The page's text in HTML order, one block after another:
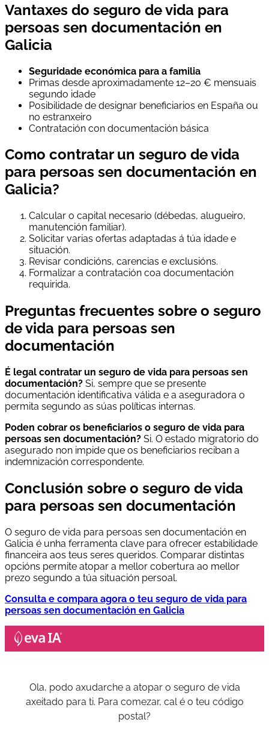
Vantaxes do seguro de vida para
persoas sen documentación en
Galicia
Seguridade económica para a familia
Primas desde aproximadamente 12–20 € mensuais
segundo idade
Posibilidade de designar beneficiarios en España ou
no estranxeiro
Contratación con documentación básica
Como contratar un seguro de vida
para persoas sen documentación en
Galicia?
Calcular o capital necesario (débedas, alugueiro,
manutención familiar).
Solicitar varias ofertas adaptadas á túa idade e
situación.
Revisar condicións, carencias e exclusións.
Formalizar a contratación coa documentación
requirida.
Preguntas frecuentes sobre o seguro
de vida para persoas sen
documentación
É legal contratar un seguro de vida para persoas sen
documentación? Si, sempre que se presente
documentación identificativa válida e a aseguradora o
permita segundo as súas políticas internas.
Poden cobrar os beneficiarios o seguro de vida para
persoas sen documentación? Si. O estado migratorio do
asegurado non impide que os beneficiarios reciban a
indemnización correspondente.
Conclusión sobre o seguro de vida
para persoas sen documentación
O seguro de vida para persoas sen documentación en
Galicia é unha ferramenta clave para ofrecer estabilidade
financeira aos teus seres queridos. Comparar distintas
opcións permite atopar a mellor cobertura ao mellor
prezo segundo a túa situación persoal.
Consulta e compara agora o teu seguro de vida para
persoas sen documentación en Galicia
Ola, podo axudarche a atopar o seguro de vida
axeitado para ti. Para comezar, cal é o teu código
postal?